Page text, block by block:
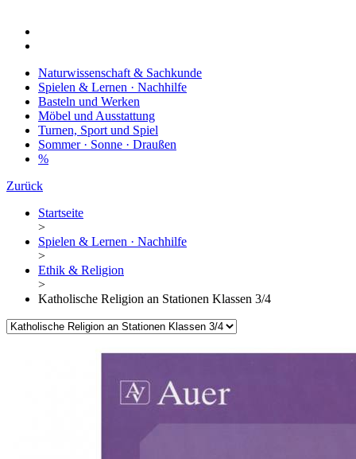
Naturwissenschaft & Sachkunde
Spielen & Lernen · Nachhilfe
Basteln und Werken
Möbel und Ausstattung
Turnen, Sport und Spiel
Sommer · Sonne · Draußen
%
Zurück
Startseite
>
Spielen & Lernen · Nachhilfe
>
Ethik & Religion
>
Katholische Religion an Stationen Klassen 3/4